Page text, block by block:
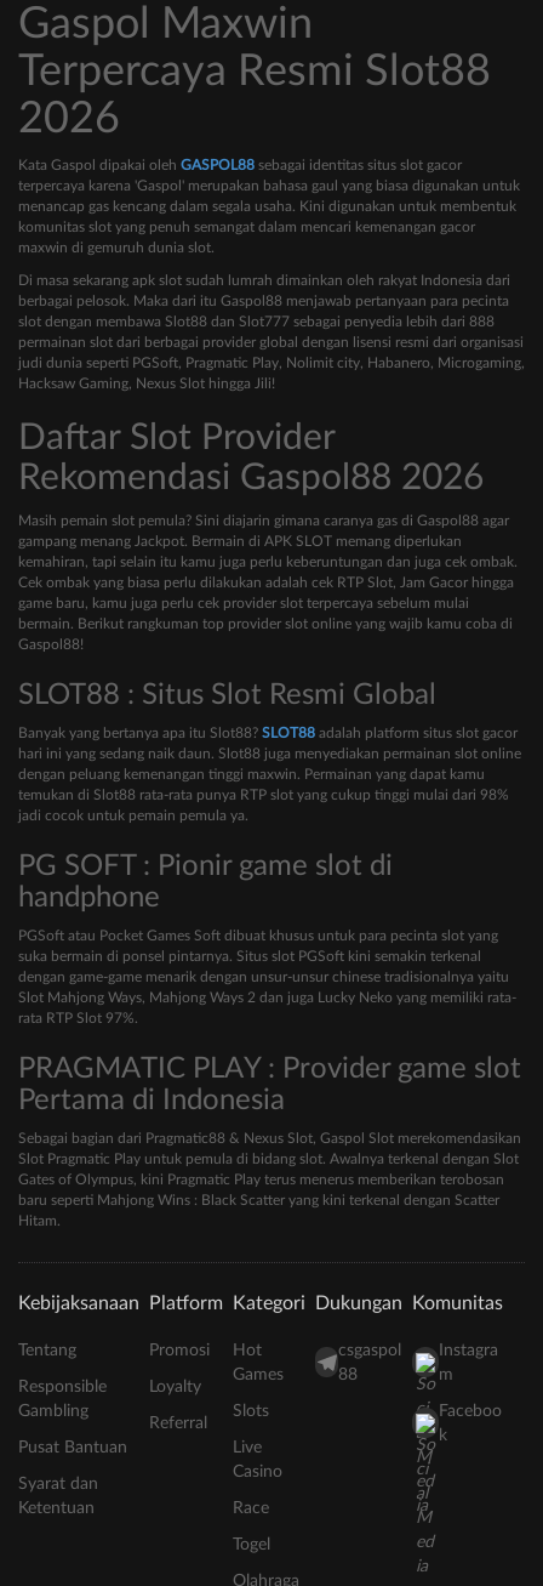
Gaspol Maxwin
Terpercaya Resmi Slot88
2026
Kata Gaspol dipakai oleh GASPOL88 sebagai identitas situs slot gacor
terpercaya karena 'Gaspol' merupakan bahasa gaul yang biasa digunakan untuk
menancap gas kencang dalam segala usaha. Kini digunakan untuk membentuk
komunitas slot yang penuh semangat dalam mencari kemenangan gacor
maxwin di gemuruh dunia slot.
Di masa sekarang apk slot sudah lumrah dimainkan oleh rakyat Indonesia dari
berbagai pelosok. Maka dari itu Gaspol88 menjawab pertanyaan para pecinta
slot dengan membawa Slot88 dan Slot777 sebagai penyedia lebih dari 888
permainan slot dari berbagai provider global dengan lisensi resmi dari organisasi
judi dunia seperti PGSoft, Pragmatic Play, Nolimit city, Habanero, Microgaming,
Hacksaw Gaming, Nexus Slot hingga Jili!
Daftar Slot Provider
Rekomendasi Gaspol88 2026
Masih pemain slot pemula? Sini diajarin gimana caranya gas di Gaspol88 agar
gampang menang Jackpot. Bermain di APK SLOT memang diperlukan
kemahiran, tapi selain itu kamu juga perlu keberuntungan dan juga cek ombak.
Cek ombak yang biasa perlu dilakukan adalah cek RTP Slot, Jam Gacor hingga
game baru, kamu juga perlu cek provider slot terpercaya sebelum mulai
bermain. Berikut rangkuman top provider slot online yang wajib kamu coba di
Gaspol88!
SLOT88 : Situs Slot Resmi Global
Banyak yang bertanya apa itu Slot88? SLOT88 adalah platform situs slot gacor
hari ini yang sedang naik daun. Slot88 juga menyediakan permainan slot online
dengan peluang kemenangan tinggi maxwin. Permainan yang dapat kamu
temukan di Slot88 rata-rata punya RTP slot yang cukup tinggi mulai dari 98%
jadi cocok untuk pemain pemula ya.
PG SOFT : Pionir game slot di
handphone
PGSoft atau Pocket Games Soft dibuat khusus untuk para pecinta slot yang
suka bermain di ponsel pintarnya. Situs slot PGSoft kini semakin terkenal
dengan game-game menarik dengan unsur-unsur chinese tradisionalnya yaitu
Slot Mahjong Ways, Mahjong Ways 2 dan juga Lucky Neko yang memiliki rata-
rata RTP Slot 97%.
PRAGMATIC PLAY : Provider game slot
Pertama di Indonesia
Sebagai bagian dari Pragmatic88 & Nexus Slot, Gaspol Slot merekomendasikan
Slot Pragmatic Play untuk pemula di bidang slot. Awalnya terkenal dengan Slot
Gates of Olympus, kini Pragmatic Play terus menerus memberikan terobosan
baru seperti Mahjong Wins : Black Scatter yang kini terkenal dengan Scatter
Hitam.
Kebijaksanaan
Tentang
Responsible
Gambling
Pusat Bantuan
Syarat dan
Ketentuan
Platform
Promosi
Loyalty
Referral
Kategori
Hot
Games
Slots
Live
Casino
Race
Togel
Olahraga
Dukungan
csgaspol
88
Komunitas
Instagra
m
Faceboo
k